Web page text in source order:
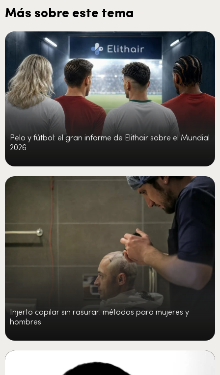
Más sobre este tema
Pelo y fútbol: el gran informe de Elithair sobre el Mundial
2026
Injerto capilar sin rasurar: métodos para mujeres y
hombres